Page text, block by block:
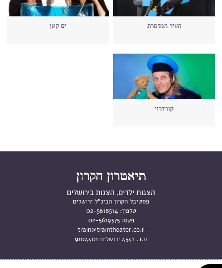
העיר המזמרת ים קטן
קורדרוי
הצגות ילדים, הצגות בירושלים
פסטיבל הקרון הבינ"ל ירושלים
טלפון: 02-5618514
פקס: 02-5619375
train@traintheater.co.il
ת.ד. 4541 ירושלים 9104401